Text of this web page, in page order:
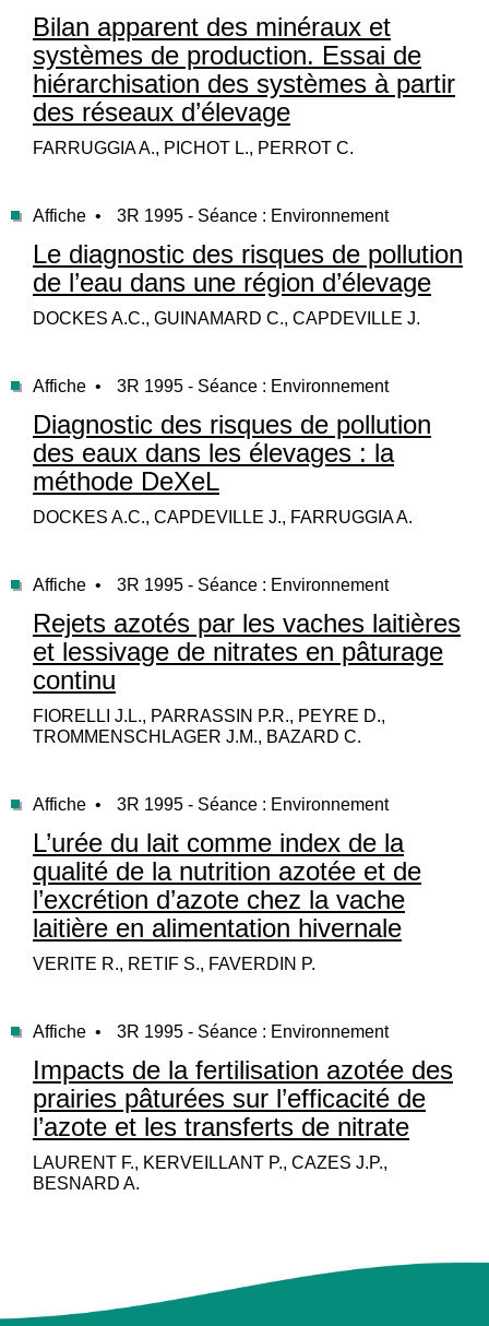
Bilan apparent des minéraux et
systèmes de production. Essai de
hiérarchisation des systèmes à partir
des réseaux d’élevage
FARRUGGIA A., PICHOT L., PERROT C.
Affiche • 3R 1995 - Séance : Environnement
Le diagnostic des risques de pollution
de l’eau dans une région d’élevage
DOCKES A.C., GUINAMARD C., CAPDEVILLE J.
Affiche • 3R 1995 - Séance : Environnement
Diagnostic des risques de pollution
des eaux dans les élevages : la
méthode DeXeL
DOCKES A.C., CAPDEVILLE J., FARRUGGIA A.
Affiche • 3R 1995 - Séance : Environnement
Rejets azotés par les vaches laitières
et lessivage de nitrates en pâturage
continu
FIORELLI J.L., PARRASSIN P.R., PEYRE D.,
TROMMENSCHLAGER J.M., BAZARD C.
Affiche • 3R 1995 - Séance : Environnement
L’urée du lait comme index de la
qualité de la nutrition azotée et de
l’excrétion d’azote chez la vache
laitière en alimentation hivernale
VERITE R., RETIF S., FAVERDIN P.
Affiche • 3R 1995 - Séance : Environnement
Impacts de la fertilisation azotée des
prairies pâturées sur l’efficacité de
l’azote et les transferts de nitrate
LAURENT F., KERVEILLANT P., CAZES J.P.,
BESNARD A.